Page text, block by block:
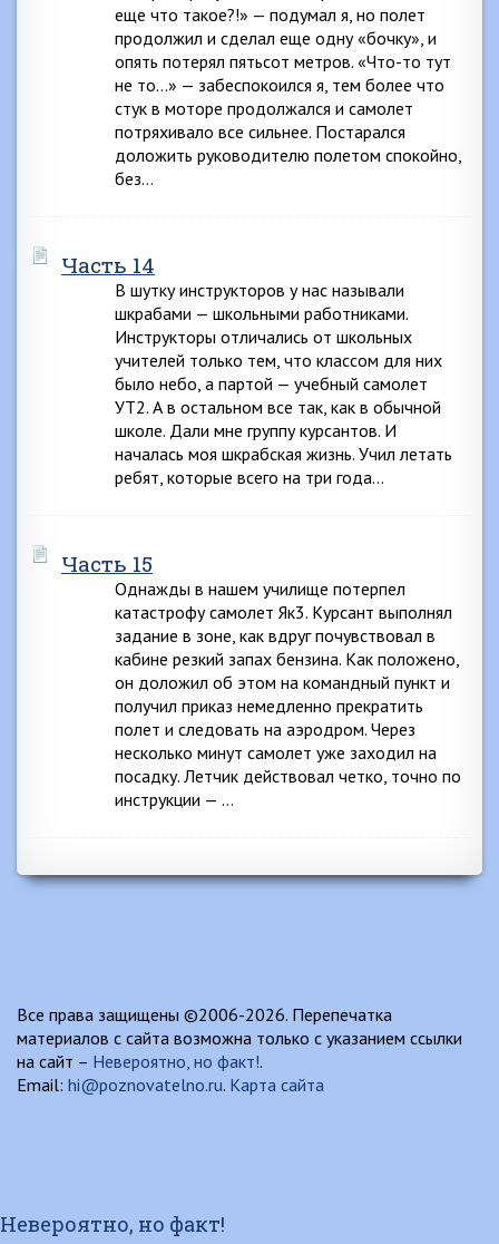
еще что такое?!» — подумал я, но полет
продолжил и сделал еще одну «бочку», и
опять потерял пятьсот метров. «Что-то тут
не то…» — забеспокоился я, тем более что
стук в моторе продолжался и самолет
потряхивало все сильнее. Постарался
доложить руководителю полетом спокойно,
без…
Часть 14
В шутку инструкторов у нас называли
шкрабами — школьными работниками.
Инструкторы отличались от школьных
учителей только тем, что классом для них
было небо, а партой — учебный самолет
УТ2. А в остальном все так, как в обычной
школе. Дали мне группу курсантов. И
началась моя шкрабская жизнь. Учил летать
ребят, которые всего на три года…
Часть 15
Однажды в нашем училище потерпел
катастрофу самолет Як3. Курсант выполнял
задание в зоне, как вдруг почувствовал в
кабине резкий запах бензина. Как положено,
он доложил об этом на командный пункт и
получил приказ немедленно прекратить
полет и следовать на аэродром. Через
несколько минут самолет уже заходил на
посадку. Летчик действовал четко, точно по
инструкции — …
Все права защищены ©2006-2026. Перепечатка
материалов с сайта возможна только с указанием ссылки
на сайт – Невероятно, но факт!.
Email: hi@poznovatelno.ru. Карта сайта
Невероятно, но факт!